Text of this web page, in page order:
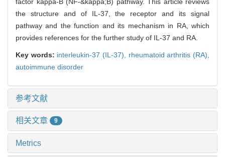
the structure and of IL-37, the receptor and its signal
pathway and the function and its mechanism in RA, which
provides references for the further study of IL-37 and RA.
Key words: interleukin-37 (IL-37), rheumatoid arthritis (RA),
autoimmune disorder
参考文献
相关文章 9
Metrics